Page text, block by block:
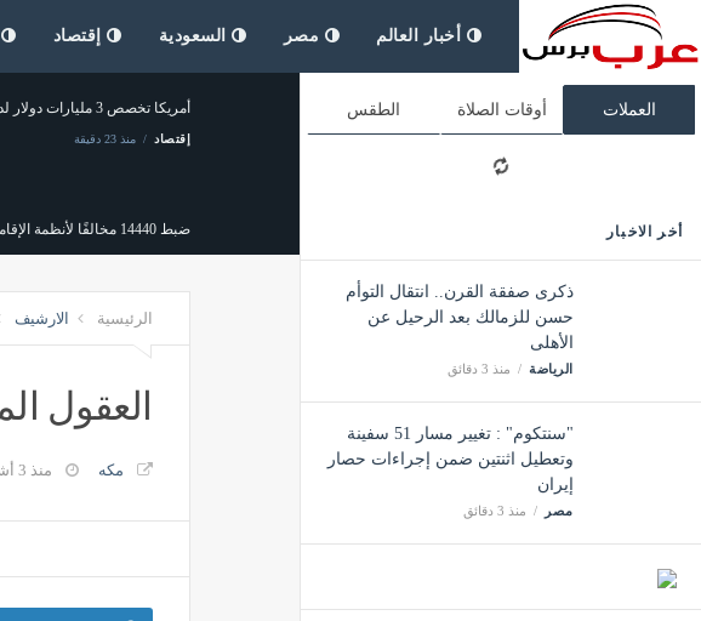
أخبار العالم مصر السعودية إقتصاد
العملات أوقات الصلاة الطقس
أخر الاخبار
ذكرى صفقة القرن.. انتقال التوأم
حسن للزمالك بعد الرحيل عن
الأهلى
الرياضة منذ 3 دقائق
"سنتكوم" : تغيير مسار 51 سفينة
وتعطيل اثنتين ضمن إجراءات حصار
إيران
مصر منذ 3 دقائق
أمريكا تخصص 3 مليارات دولار لدعم المعادن الحيوية والبطاريات وبرامج التعدين
إقتصاد منذ 23 دقيقة
ضبط 14440 مخالفًا لأنظمة الإقامة والعمل وأمن الحدود في مناطق المملكة خلال أسبوع
الرئيسية الارشيف
العقول
مكه منذ 3 أشهر